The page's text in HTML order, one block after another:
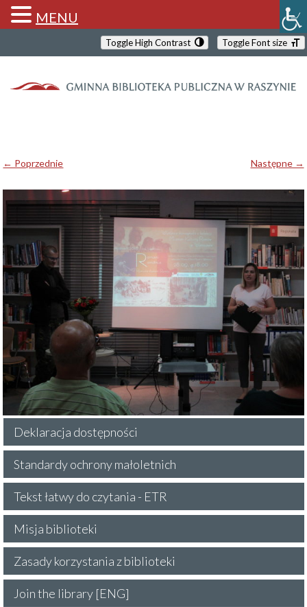
Toggle High Contrast Toggle Font size
← Poprzednie Następne →
Deklaracja dostępności
Standardy ochrony małoletnich
Tekst łatwy do czytania - ETR
Misja biblioteki
Zasady korzystania z biblioteki
Join the library [ENG]
MENU